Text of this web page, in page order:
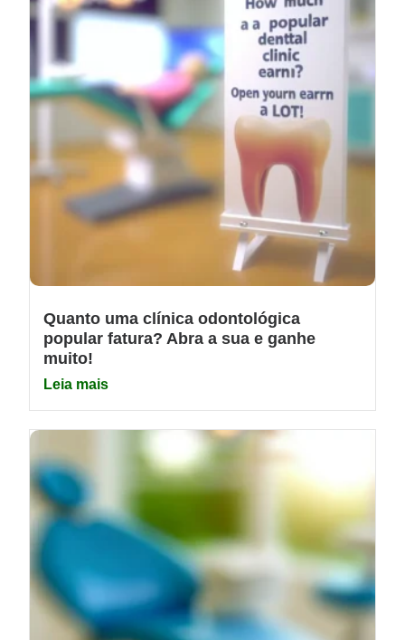
Quanto uma clínica odontológica
popular fatura? Abra a sua e ganhe
muito!
Leia mais